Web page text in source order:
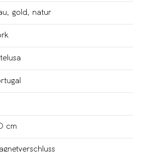
gold natur
cm